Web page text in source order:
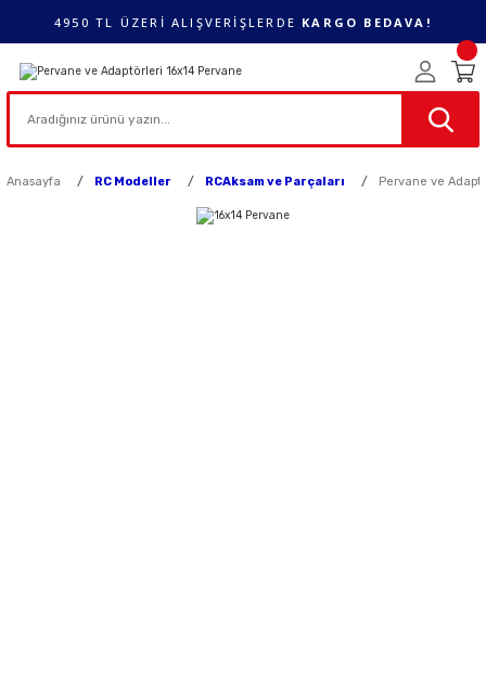
4950 TL ÜZERİ ALIŞVERİŞLERDE KARGO BEDAVA!
Anasayfa RC Modeller RCAksam ve Parçaları Pervane ve